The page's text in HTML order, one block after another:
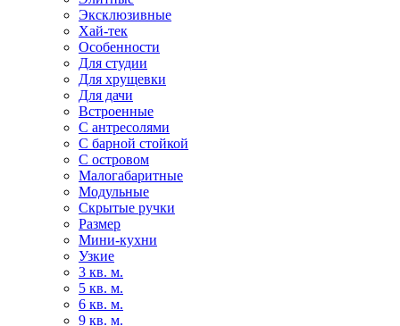
Эксклюзивные
Хай-тек
Особенности
Для студии
Для хрущевки
Для дачи
Встроенные
С антресолями
С барной стойкой
С островом
Малогабаритные
Модульные
Скрытые ручки
Размер
Мини-кухни
Узкие
3 кв. м.
5 кв. м.
6 кв. м.
9 кв. м.